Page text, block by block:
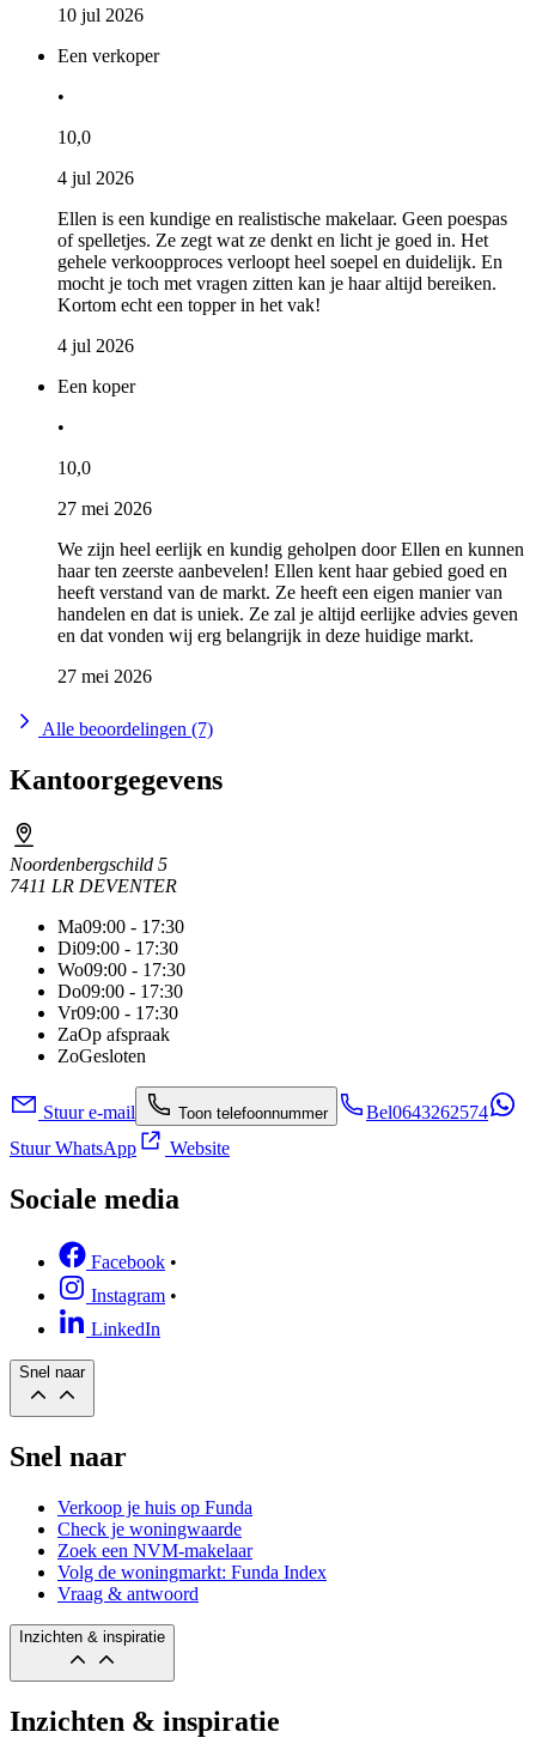
10 jul 2026
Een verkoper
•
10,0
4 jul 2026
Ellen is een kundige en realistische makelaar. Geen poespas
of spelletjes. Ze zegt wat ze denkt en licht je goed in. Het
gehele verkoopproces verloopt heel soepel en duidelijk. En
mocht je toch met vragen zitten kan je haar altijd bereiken.
Kortom echt een topper in het vak!
4 jul 2026
Een koper
•
10,0
27 mei 2026
We zijn heel eerlijk en kundig geholpen door Ellen en kunnen
haar ten zeerste aanbevelen! Ellen kent haar gebied goed en
heeft verstand van de markt. Ze heeft een eigen manier van
handelen en dat is uniek. Ze zal je altijd eerlijke advies geven
en dat vonden wij erg belangrijk in deze huidige markt.
27 mei 2026
Alle beoordelingen (7)
Kantoorgegevens
Noordenbergschild 5
7411 LR DEVENTER
Ma09:00 - 17:30
Di09:00 - 17:30
Wo09:00 - 17:30
Do09:00 - 17:30
Vr09:00 - 17:30
ZaOp afspraak
ZoGesloten
Stuur e-mail Toon telefoonnummer Bel0643262574
Stuur WhatsApp
Website
Sociale media
Facebook •
Instagram •
LinkedIn
Snel naar
Snel naar
Verkoop je huis op Funda
Check je woningwaarde
Zoek een NVM-makelaar
Volg de woningmarkt: Funda Index
Vraag & antwoord
Inzichten & inspiratie
Inzichten & inspiratie